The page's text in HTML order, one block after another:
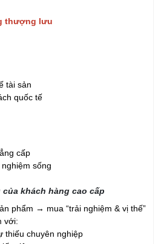
thượng lưu
tài sản
quốc tế
cấp
sống
của khách hàng cao cấp
phẩm → mua “trải nghiệm & vị thế”
với:
thiếu chuyên nghiệp